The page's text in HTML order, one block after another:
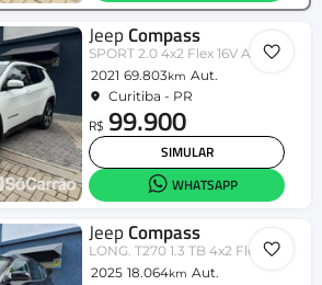
Jeep Compass
SPORT 2.0 4x2 Flex 16V Aut.
2021 69.803km Aut.
Curitiba - PR
R$ 99.900
SIMULAR
WHATSAPP
Jeep Compass
LONG. T270 1.3 TB 4x2 Flex Aut.
2025 18.064km Aut.